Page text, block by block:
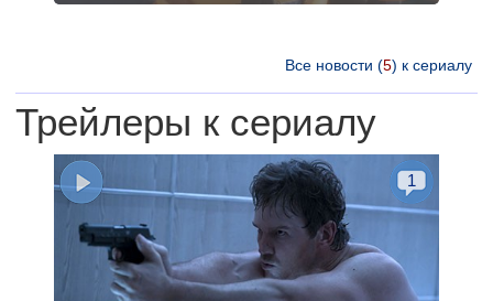
Все новости (5) к сериалу
Трейлеры к сериалу
1